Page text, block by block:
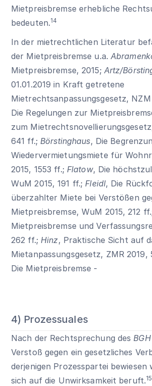
Mietpreisbremse erhebliche
bedeuten.14
In der mietrechtlichen Literatur
der Mietpreisbremse u.a.
Mietpreisbremse, 2015; Artz/
01.01.2019 in Kraft getretene
Mietrechtsanpassungsgesetz,
Die Regelungen zur
zum
641 ff.;Börstinghaus, Die
Wiedervermietungsmiete für
2015, 1553 ff.; Flatow, Die
WuM 2015, 191 ff.;Fleidl, Die
überzahlter Miete bei Verstößen
Mietpreisbremse, WuM 2015, 212
Mietpreisbremse und
262 ff.;Hinz, Praktische Sicht auf
Mietanpassungsgesetz, ZMR 2019,
Die Mietpreisbremse -
4) Prozessuales
Nach der Rechtsprechung des BGH
Verstoß gegen ein gesetzliches
derjenigen Prozesspartei bewiesen
sich auf die Unwirksamkeit beruft.15